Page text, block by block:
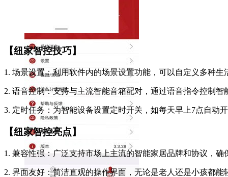
【纽家智控技巧】
1. 场景设置：利用软件内的场景设置功能，可以自定义多种
2. 语音控制：支持与主流智能音箱配对，通过语音指令控制智
3. 定时任务：为智能设备设置定时开关，如每天早上7点自动
【纽家智控亮点】
1. 兼容性强：广泛支持市场上主流的智能家居品牌和协议，
2. 界面友好：简洁直观的操作界面，无论是老人还是小孩都能